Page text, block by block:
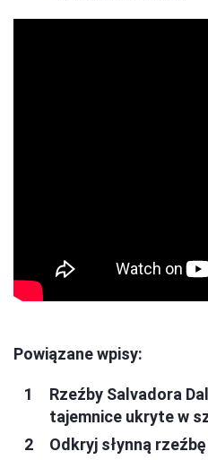
Powiązane wpisy:
Rzeźby Salvadora
tajemnice ukryte w
Odkryj słynną